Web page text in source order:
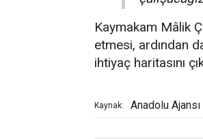
Kaymakam Mâlik
etmesi, ardından
ihtiyaç haritasını
Kaynak: Anadolu Ajansı